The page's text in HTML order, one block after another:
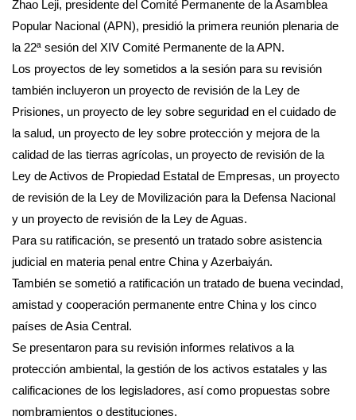
Zhao Leji, presidente del Comité Permanente de la Asamblea
Popular Nacional (APN), presidió la primera reunión plenaria de
la 22ª sesión del XIV Comité Permanente de la APN.
Los proyectos de ley sometidos a la sesión para su revisión
también incluyeron un proyecto de revisión de la Ley de
Prisiones, un proyecto de ley sobre seguridad en el cuidado de
la salud, un proyecto de ley sobre protección y mejora de la
calidad de las tierras agrícolas, un proyecto de revisión de la
Ley de Activos de Propiedad Estatal de Empresas, un proyecto
de revisión de la Ley de Movilización para la Defensa Nacional
y un proyecto de revisión de la Ley de Aguas.
Para su ratificación, se presentó un tratado sobre asistencia
judicial en materia penal entre China y Azerbaiyán.
También se sometió a ratificación un tratado de buena vecindad,
amistad y cooperación permanente entre China y los cinco
países de Asia Central.
Se presentaron para su revisión informes relativos a la
protección ambiental, la gestión de los activos estatales y las
calificaciones de los legisladores, así como propuestas sobre
nombramientos o destituciones.